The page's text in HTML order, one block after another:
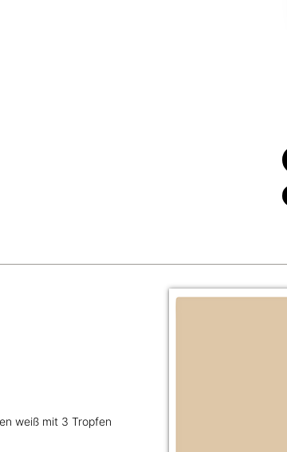
weiß mit 3 Tropfen